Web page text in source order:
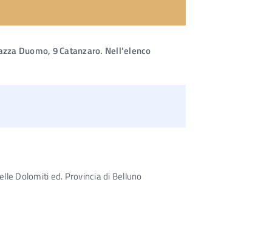
Duomo, 9 Catanzaro. Nell’elenco
Dolomiti ed. Provincia di Belluno